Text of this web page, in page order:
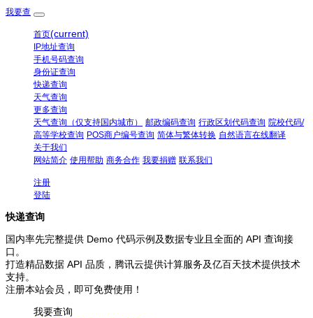
我要查
首页(current)
IP地址查询
手机号码查询
身份证查询
快递查询
天气查询
更多查询
天气查询（仅支持国内城市）
邮政编码查询 行政区划代码查询 院校代码/
高等学校查询 POS商户编号查询 简体与繁体转换 自然语言在线翻译
关于我们
网站简介 使用帮助 商务合作 我要捐赠 联系我们
注册
登陆
快递查询
国内率先完整提供 Demo 代码示例及数据专业且全面的 API 查询接
口。
打造精品数据 API 品质，腾讯云提供计算服务及亿百天技术提供技术
支持。
注册本站会员，即可免费使用！
我要查询